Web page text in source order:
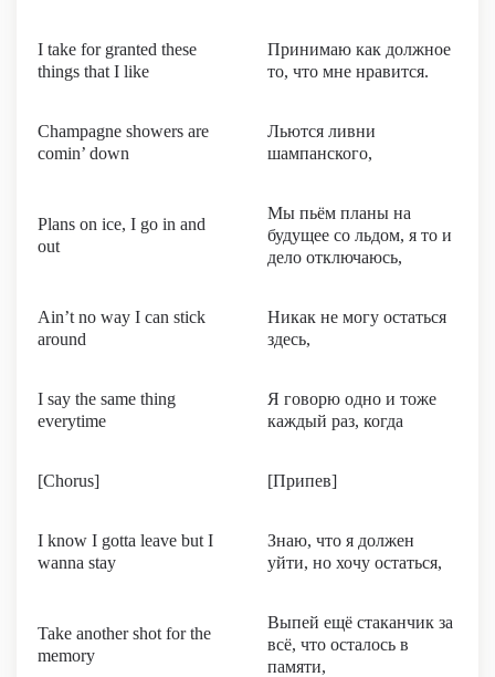
I take for granted these
things that I like
Принимаю как должное
то, что мне нравится.
Champagne showers are
comin’ down
Льются ливни
шампанского,
Plans on ice, I go in and
out
Мы пьём планы на
будущее со льдом, я то и
дело отключаюсь,
Ain’t no way I can stick
around
Никак не могу остаться
здесь,
I say the same thing
everytime
Я говорю одно и тоже
каждый раз, когда
[Chorus] [Припев]
I know I gotta leave but I
wanna stay
Знаю, что я должен
уйти, но хочу остаться,
Take another shot for the
memory
Выпей ещё стаканчик за
всё, что осталось в
памяти,